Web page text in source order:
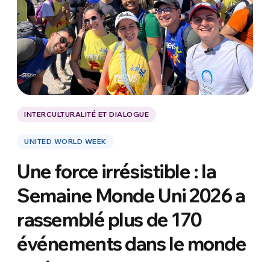
INTERCULTURALITÉ ET DIALOGUE
UNITED WORLD WEEK
Une force irrésistible : la
Semaine Monde Uni 2026 a
rassemblé plus de 170
événements dans le monde